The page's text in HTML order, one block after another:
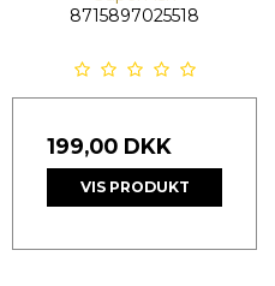
8715897025518
199,00 DKK
VIS PRODUKT